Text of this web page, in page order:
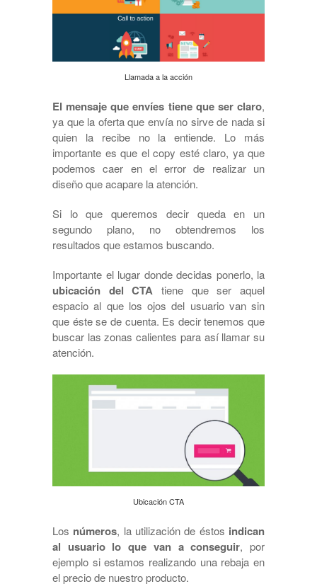
Llamada a la acción
El mensaje que envíes tiene que ser claro,
ya que la oferta que envía no sirve de nada si
quien la recibe no la entiende. Lo más
importante es que el copy esté claro, ya que
podemos caer en el error de realizar un
diseño que acapare la atención.
Si lo que queremos decir queda en un
segundo plano, no obtendremos los
resultados que estamos buscando.
Importante el lugar donde decidas ponerlo, la
ubicación del CTA tiene que ser aquel
espacio al que los ojos del usuario van sin
que éste se de cuenta. Es decir tenemos que
buscar las zonas calientes para así llamar su
atención.
Ubicación CTA
Los números, la utilización de éstos indican
al usuario lo que van a conseguir, por
ejemplo si estamos realizando una rebaja en
el precio de nuestro producto.